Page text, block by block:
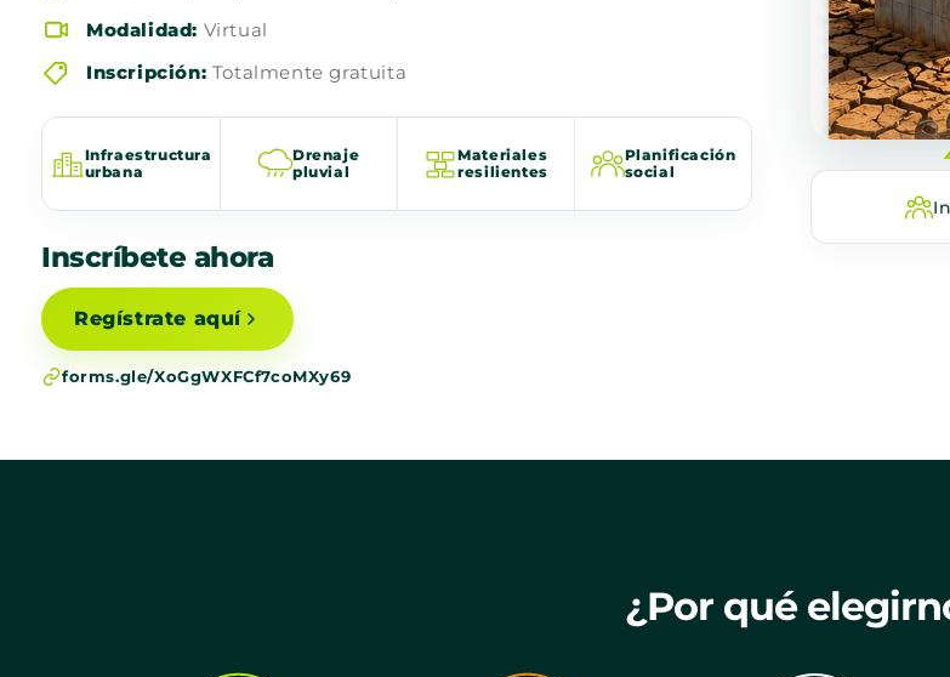
Modalidad: Virtual
Inscripción: Totalmente gratuita
Infraestructura
urbana
Drenaje
pluvial
Materiales
resilientes
Planificación
social
Inscríbete ahora
Regístrate aquí
forms.gle/XoGgWXFCf7coMXy69
¿Por qué